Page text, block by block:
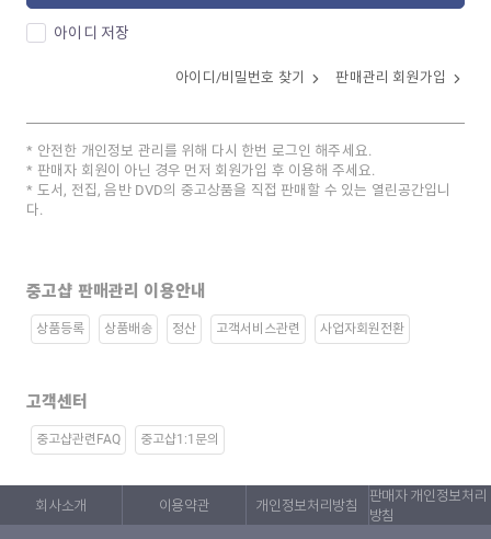
아이디 저장
아이디/비밀번호 찾기 판매관리 회원가입
안전한 개인정보 관리를 위해 다시 한번 로그인 해주세요.
판매자 회원이 아닌 경우 먼저 회원가입 후 이용해 주세요.
도서, 전집, 음반 DVD의 중고상품을 직접 판매할 수 있는 열린공간입니
다.
중고샵 판매관리 이용안내
상품등록 상품배송 정산 고객서비스관련 사업자회원전환
고객센터
중고샵관련FAQ 중고샵1:1문의
회사소개 이용약관 개인정보처리방침
판매자 개인정보처리
방침